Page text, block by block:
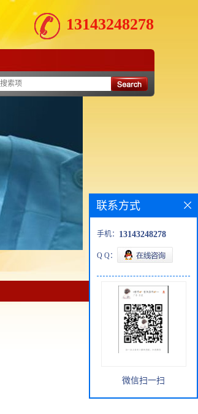
13143248278
联系方式
手机： 13143248278
Q Q：
微信扫一扫